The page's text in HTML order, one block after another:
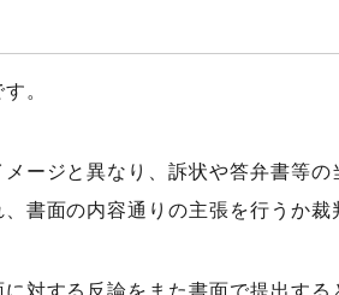
。
メージと異なり、訴状や答弁書等
書面の内容通りの主張を行うか